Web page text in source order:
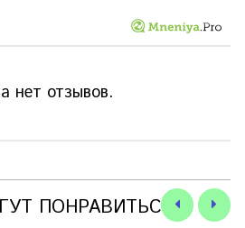
нет отзывов.
ПОНРАВИТЬСЯ